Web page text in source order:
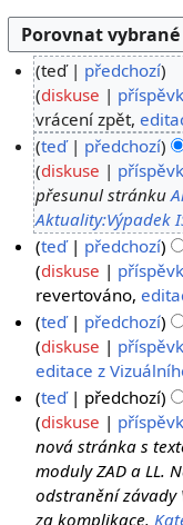
0
teď předchozí
diskuse
B
e
z
s
h
r
n
u
t
í
e
d
i
t
vrácení zpět
teď
předchozí
diskuse
přesunul stránku
Aktuality:Výpadek
teď
předchozí
diskuse
B
e
z
s
h
r
n
u
t
í
revertováno
teď
předchozí
diskuse
B
e
z
s
h
r
n
editace z
teď předchozí
diskuse
nová stránka s
moduly ZAD a LL.
odstranění závady
za komplikace.